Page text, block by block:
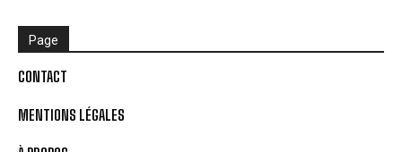
Page
CONTACT
MENTIONS LÉGALES